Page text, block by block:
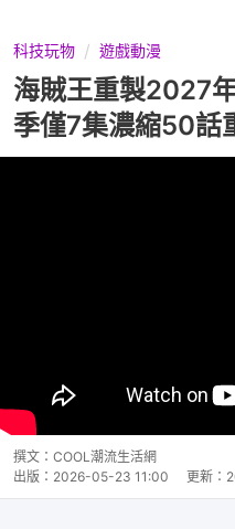
科技玩物 遊戲動漫
海賊王重製2027
季僅7集濃縮50話
撰文： COOL潮流生活網
出版： 2026-05-23 11:00 更新：